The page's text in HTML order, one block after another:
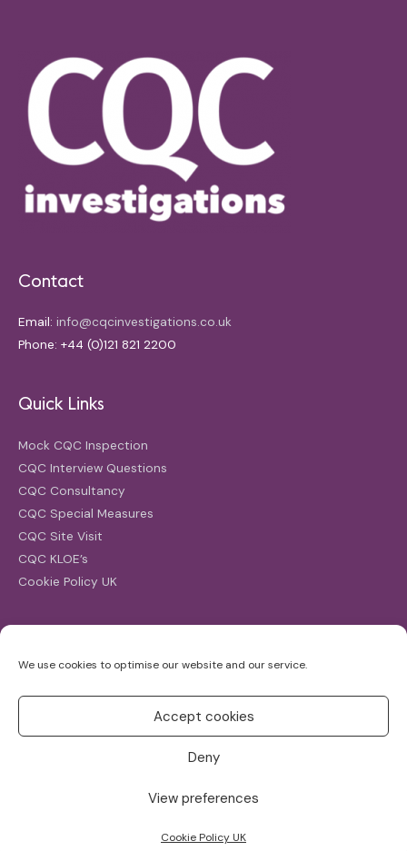
We use cookies to optimise our website and our service.
Accept cookies
Deny
View preferences
Cookie Policy UK
Contact
Email: info@cqcinvestigations.co.uk
Phone: +44 (0)121 821 2200
Quick Links
Mock CQC Inspection
CQC Interview Questions
CQC Consultancy
CQC Special Measures
CQC Site Visit
CQC KLOE’s
Cookie Policy UK
for: